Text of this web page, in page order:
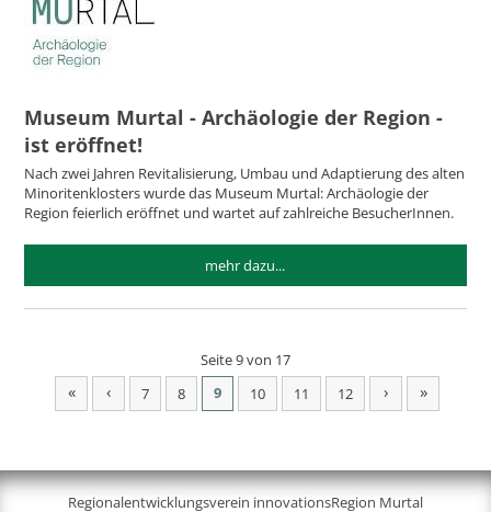
Museum Murtal - Archäologie der Region -
ist eröffnet!
Nach zwei Jahren Revitalisierung, Umbau und Adaptierung des alten
Minoritenklosters wurde das Museum Murtal: Archäologie der
Region feierlich eröffnet und wartet auf zahlreiche BesucherInnen.
mehr dazu...
Seite 9 von 17
« ‹ 7 8 9 10 11 12 › »
Regionalentwicklungsverein innovationsRegion Murtal